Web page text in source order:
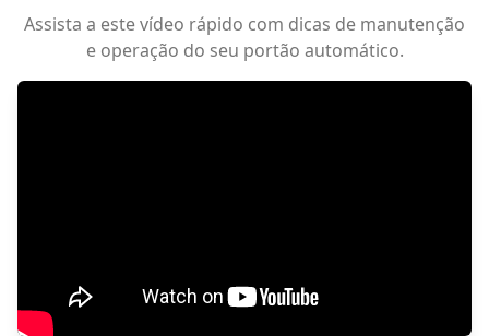
Assista a este vídeo rápido com dicas de manutenção
e operação do seu portão automático.